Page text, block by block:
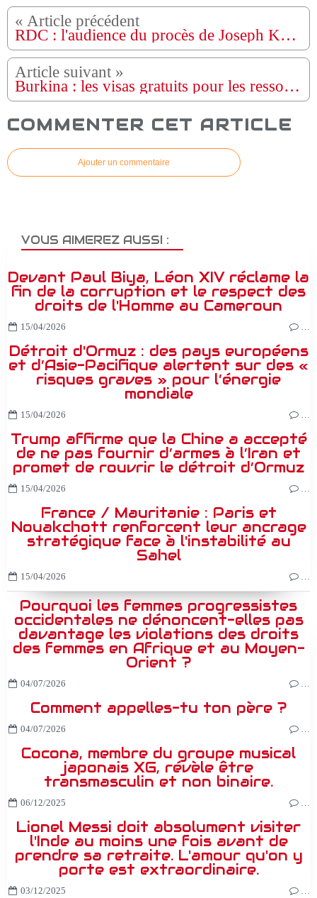
RDC : l'audience du procès de Joseph Kabila renvoyée au 19 septembre 2025
Burkina : les visas gratuits pour les ressortissants des pays africains
COMMENTER CET ARTICLE
Ajouter un commentaire
VOUS AIMEREZ AUSSI :
Devant Paul Biya, Léon XIV réclame la
fin de la corruption et le respect des
droits de l'Homme au Cameroun
15/04/2026 …
Détroit d'Ormuz : des pays européens
et d’Asie-Pacifique alertent sur des «
risques graves » pour l’énergie
mondiale
15/04/2026 …
Trump affirme que la Chine a accepté
de ne pas fournir d’armes à l’Iran et
promet de rouvrir le détroit d’Ormuz
15/04/2026 …
France / Mauritanie : Paris et
Nouakchott renforcent leur ancrage
stratégique face à l'instabilité au
Sahel
15/04/2026 …
Pourquoi les femmes progressistes
occidentales ne dénoncent-elles pas
davantage les violations des droits
des femmes en Afrique et au Moyen-
Orient ?
04/07/2026 …
Comment appelles-tu ton père ?
04/07/2026 …
Cocona, membre du groupe musical
japonais XG, révèle être
transmasculin et non binaire.
06/12/2025 …
Lionel Messi doit absolument visiter
l'Inde au moins une fois avant de
prendre sa retraite. L'amour qu'on y
porte est extraordinaire.
03/12/2025 …